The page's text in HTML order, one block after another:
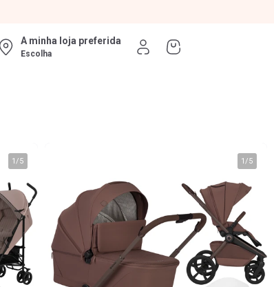
A minha loja preferida
Escolha
1/5 1/5